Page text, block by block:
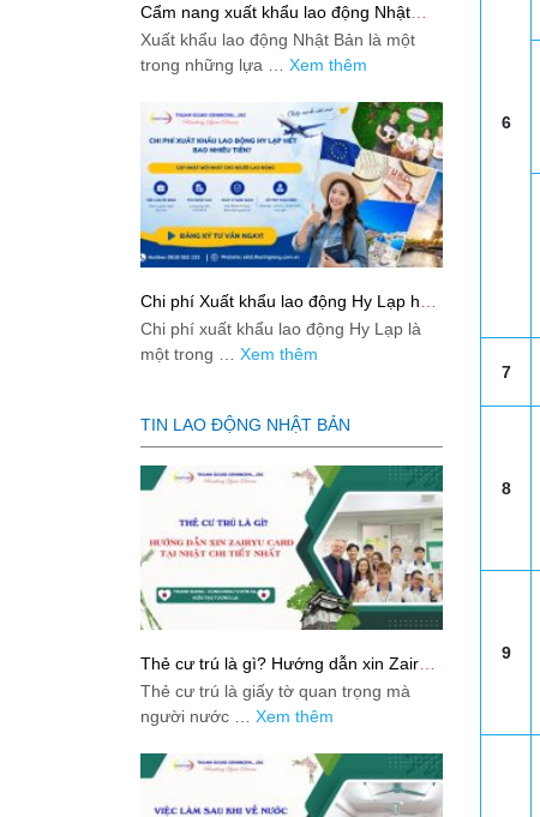
6
7
8
9
Cẩm nang xuất khẩu lao động Nhật
Bản từ A-Z
Xuất khẩu lao động Nhật Bản là một
trong những lựa … Xem thêm
Chi phí Xuất khẩu lao động Hy Lạp hết
bao nhiêu tiền? Cập nhật mới nhất
2026
Chi phí xuất khẩu lao động Hy Lạp là
một trong … Xem thêm
TIN LAO ĐỘNG NHẬT BẢN
Thẻ cư trú là gì? Hướng dẫn xin Zairyu
Card tại Nhật chi tiết nhất
Thẻ cư trú là giấy tờ quan trọng mà
người nước … Xem thêm